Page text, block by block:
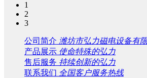
1
2
3
公司简介 潍坊市弘力磁电设备有
产品展示 使命特殊的弘力
售后服务 持续创新的弘力
联系我们 全国客户服务热线